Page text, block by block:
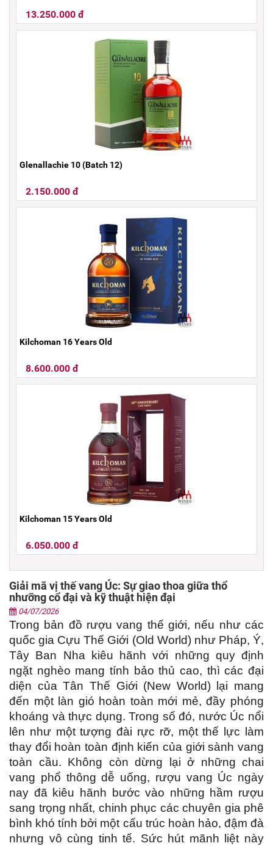
13.250.000 đ
Glenallachie 10 (Batch 12)
2.150.000 đ
Kilchoman 16 Years Old
8.600.000 đ
Kilchoman 15 Years Old
6.050.000 đ
Giải mã vị thế vang Úc: Sự giao thoa giữa thổ
nhưỡng cổ đại và kỹ thuật hiện đại
04/07/2026
Trong bản đồ rượu vang thế giới, nếu như các
quốc gia Cựu Thế Giới (Old World) như Pháp, Ý,
Tây Ban Nha kiêu hãnh với những quy định
ngặt nghèo mang tính bảo thủ cao, thì các đại
diện của Tân Thế Giới (New World) lại mang
đến một làn gió hoàn toàn mới mẻ, đầy phóng
khoáng và thực dụng. Trong số đó, nước Úc nổi
lên như một tượng đài rực rỡ, một thế lực làm
thay đổi hoàn toàn định kiến của giới sành vang
toàn cầu. Không còn dừng lại ở những chai
vang phổ thông dễ uống, rượu vang Úc ngày
nay đã kiêu hãnh bước vào những hầm rượu
sang trọng nhất, chinh phục các chuyên gia phê
bình khó tính bởi một cấu trúc hoàn hảo, đậm đà
nhưng vô cùng tinh tế. Sức hút mãnh liệt này